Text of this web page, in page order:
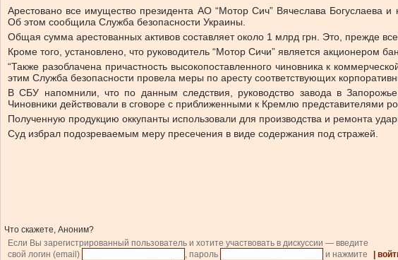
Арестовано все имущество президента АО “Мотор Сич” Вячеслава Богуслаева
Об этом сообщила Служба безопасности Украины.
Общая сумма арестованных активов составляет около 1 млрд грн. Это, прежде
Кроме того, установлено, что руководитель “Мотор Сичи” является
“Также разоблачена причастность высокопоставленного чиновника к
этим Служба безопасности провела меры по аресту соответствующих
В СБУ напомнили, что по данным следствия, руководство завода в
Чиновники действовали в сговоре с приближенными к Кремлю представителями
Полученную продукцию оккупанты использовали для производства и ремонта
Суд избрал подозреваемым меру пресечения в виде содержания под стражей.
Что скажете, Аноним?
Если Вы зарегистрированный пользователь и хотите участвовать в дискуссии — введите
свой логин (email)
, пароль и нажмите |